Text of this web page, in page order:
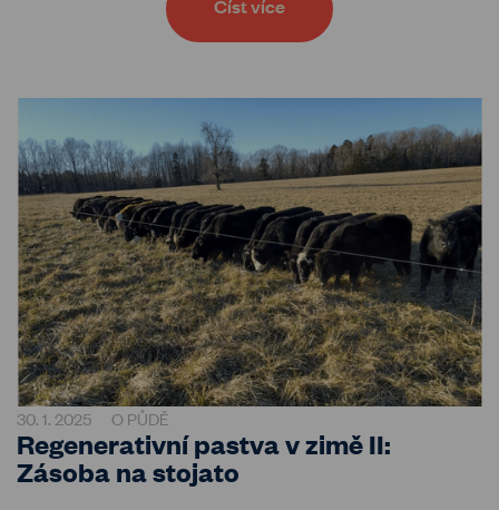
Číst více
30. 1. 2025 O PŮDĚ
Regenerativní pastva v zimě II:
Zásoba na stojato